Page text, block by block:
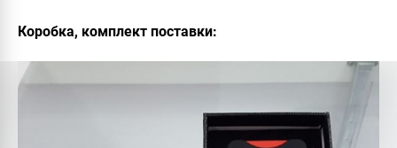
Коробка, комплект поставки: